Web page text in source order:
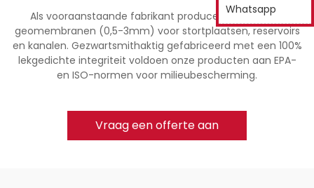
Als vooraanstaande fabrikant produceren we HDPE-
geomembranen (0,5-3mm) voor stortplaatsen, reservoirs
en kanalen. Gezwartsmithaktig gefabriceerd met een 100%
lekgedichte integriteit voldoen onze producten aan EPA-
en ISO-normen voor milieubescherming.
Vraag een offerte aan
Whatsapp